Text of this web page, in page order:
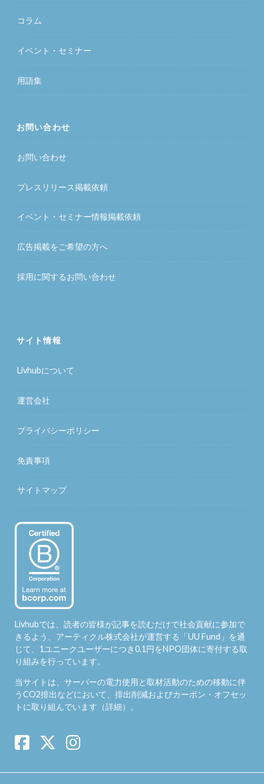
コラム
イベント・セミナー
用語集
お問い合わせ
お問い合わせ
プレスリリース掲載依頼
イベント・セミナー情報掲載依頼
広告掲載をご希望の方へ
採用に関するお問い合わせ
サイト情報
Livhubについて
運営会社
プライバシーポリシー
免責事項
サイトマップ
Livhubでは、読者の皆様が記事を読むだけで社会貢献に参加で
きるよう、アーティクル株式会社が運営する「UU Fund 」を通
じて、1ユニークユーザーにつき0.1円をNPO団体に寄付する取
り組みを行っています。
当サイトは、サーバーの電力使用と取材活動のための移動に伴
うCO2排出などにおいて、排出削減およびカーボン・オフセッ
トに取り組んでいます（詳細）。